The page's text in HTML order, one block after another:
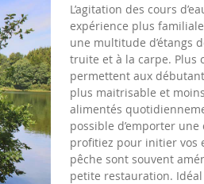
L’agitation des cours
expérience plus
une multitude d’étangs
truite et à la carpe. Plus
permettent aux
plus maitrisable et
alimentés
possible d’emporter
profitiez pour initier vos
pêche sont souvent
petite restauration.